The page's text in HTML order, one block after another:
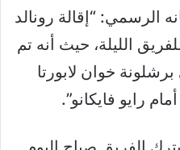
الرسمي: “إقالة رونالد
الليلة، حيث أنه تم
خوان لابورتا
رايو فايكانو”.